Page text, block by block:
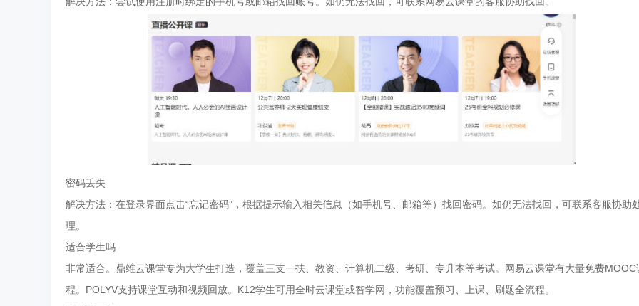
密码丢失
解决方法：在登录界面点击“忘记密码”，根据提示输入相关信息（如手机号、邮箱等）找回密码。如仍无法找回，可联系客服协助
理。
适合学生吗
非常适合。鼎维云课堂专为大学生打造，覆盖三支一扶、教资、计算机二级、考研、专升本等考试。网易云课堂有大量免费MOOC
程。POLYV支持课堂互动和视频回放。K12学生可用全时云课堂或智学网，功能覆盖预习、上课、刷题全流程。